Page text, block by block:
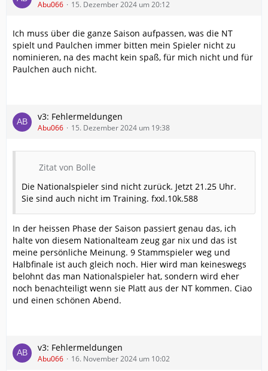
Abu066 15. Dezember 2024 um 20:12
Ich muss über die ganze Saison aufpassen, was die NT
spielt und Paulchen immer bitten mein Spieler nicht zu
nominieren, na des macht kein spaß, für mich nicht und für
Paulchen auch nicht.
v3: Fehlermeldungen
Abu066 15. Dezember 2024 um 19:38
Zitat von Bolle
Die Nationalspieler sind nicht zurück. Jetzt 21.25 Uhr.
Sie sind auch nicht im Training. fxxl.10k.588
In der heissen Phase der Saison passiert genau das, ich
halte von diesem Nationalteam zeug gar nix und das ist
meine persönliche Meinung. 9 Stammspieler weg und
Halbfinale ist auch gleich noch. Hier wird man keineswegs
belohnt das man Nationalspieler hat, sondern wird eher
noch benachteiligt wenn sie Platt aus der NT kommen. Ciao
und einen schönen Abend.
v3: Fehlermeldungen
Abu066 16. November 2024 um 10:02